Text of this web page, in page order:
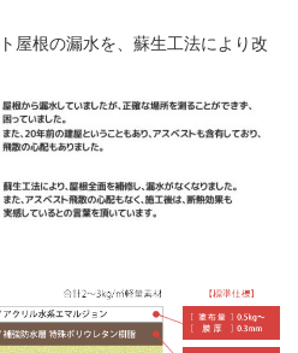
屋根の漏水を、蘇生工法により改